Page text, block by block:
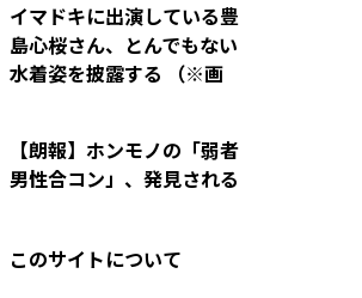
イマドキに出演している豊
島心桜さん、とんでもない
水着姿を披露する （※画
【朗報】ホンモノの「弱者
男性合コン」、発見される
このサイトについて